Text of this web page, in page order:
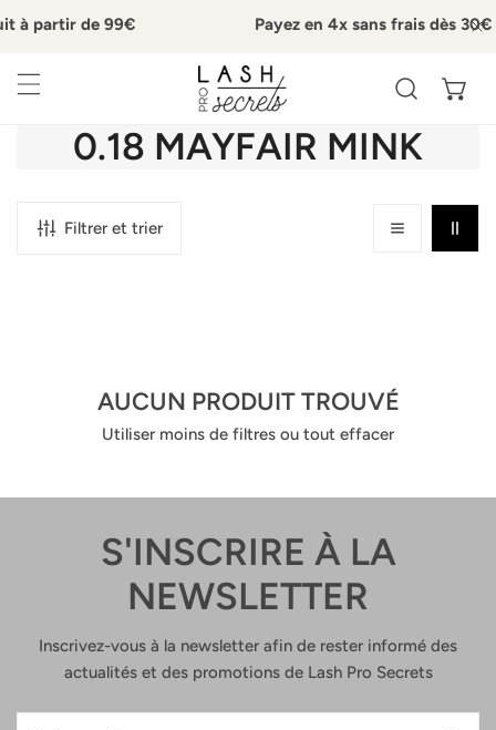
AU CONTENU Payez en 4x sans frais dès 30€ avec Paypal.
99€
L
R
L
0.18 MAYFAIR MINK
Filtrer et trier
AUCUN PRODUIT TROUVÉ
Utiliser moins de filtres ou tout effacer
S'INSCRIRE À LA
NEWSLETTER
Inscrivez-vous à la newsletter afin de rester informé des
actualités et des promotions de Lash Pro Secrets